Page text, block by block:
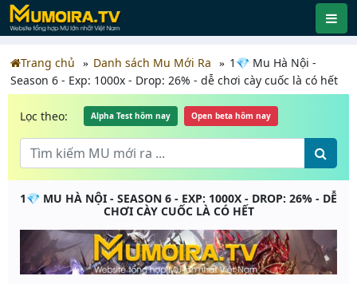
Trang chủ Danh sách Mu Mới Ra
1💎 Mu Hà Nội -
Season 6 - Exp: 1000x - Drop: 26% - dễ chơi cày cuốc là có hết
Lọc theo: Alpha Test hôm nay Open beta hôm nay
1💎 MU HÀ NỘI - SEASON 6 - EXP: 1000X - DROP: 26% - DỄ
CHƠI CÀY CUỐC LÀ CÓ HẾT